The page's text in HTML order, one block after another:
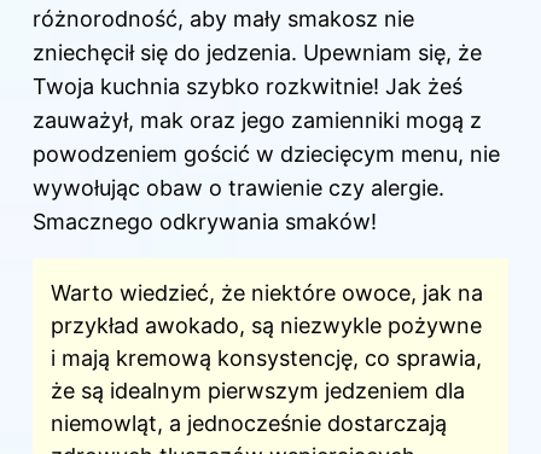
różnorodność, aby mały smakosz nie
zniechęcił się do jedzenia. Upewniam się, że
Twoja kuchnia szybko rozkwitnie! Jak żeś
zauważył, mak oraz jego zamienniki mogą z
powodzeniem gościć w dziecięcym menu, nie
wywołując obaw o trawienie czy alergie.
Smacznego odkrywania smaków!
Warto wiedzieć, że niektóre owoce, jak na
przykład awokado, są niezwykle pożywne
i mają kremową konsystencję, co sprawia,
że są idealnym pierwszym jedzeniem dla
niemowląt, a jednocześnie dostarczają